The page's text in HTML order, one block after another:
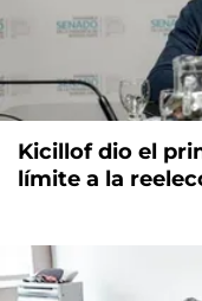
Kicillof dio el
límite a la